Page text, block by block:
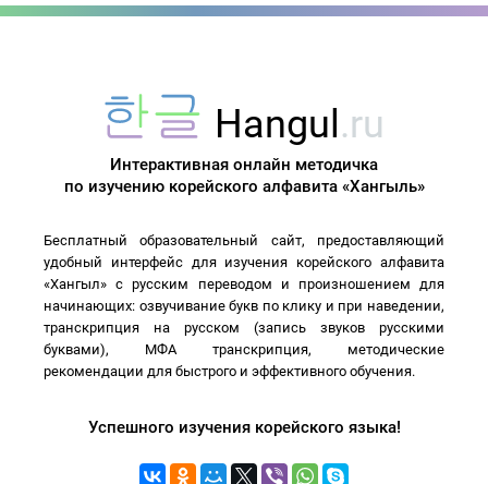
Hangul .ru
Интерактивная онлайн методичка
по изучению корейского алфавита «Хангыль»
Бесплатный образовательный сайт, предоставляющий
удобный интерфейс для изучения корейского алфавита
«Хангыл» с русским переводом и произношением для
начинающих: озвучивание букв по клику и при наведении,
транскрипция на русском (запись звуков русскими
буквами), МФА транскрипция, методические
рекомендации для быстрого и эффективного обучения.
Успешного изучения корейского языка!